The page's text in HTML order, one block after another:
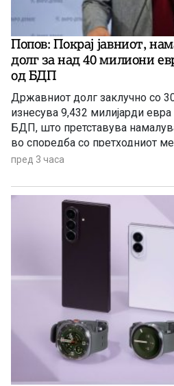
Попов: Покрај јавниот,
долг за над 40 милиони
од БДП
Државниот долг заклучно со
изнесува 9,432 милијарди
БДП, што претставува
во споредба со претходниот
пратеникот на ВМРО-ДПМНЕ
пред 3 часа